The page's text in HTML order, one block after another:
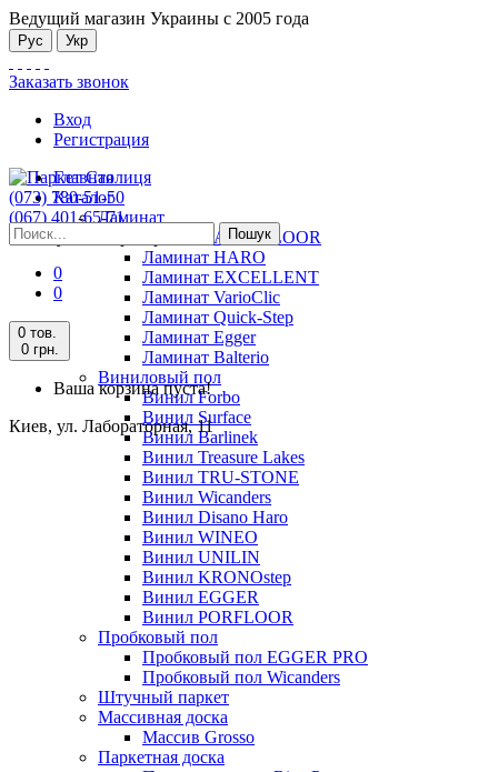
Ведущий магазин Украины с 2005 года
Рус Укр
Заказать звонок
Вход
Регистрация
(073) 780-51-50
(067) 401-65-71
Киев, ул. Лабораторная, 11
Пошук
0
0
0 тов.
0 грн.
Ваша корзина пуста!
Киев, ул. Лабораторная, 11
Главная
Каталог
Ламинат
Ламинат ALSAFLOOR
Ламинат HARO
Ламинат EXCELLENT
Ламинат VarioClic
Ламинат Quick-Step
Ламинат Egger
Ламинат Balterio
Виниловый пол
Винил Forbo
Винил Surface
Винил Barlinek
Винил Treasure Lakes
Винил TRU-STONE
Винил Wicanders
Винил Disano Haro
Винил WINEO
Винил UNILIN
Винил KRONOstep
Винил EGGER
Винил PORFLOOR
Пробковый пол
Пробковый пол EGGER PRO
Пробковый пол Wicanders
Штучный паркет
Массивная доска
Массив Grosso
Паркетная доска